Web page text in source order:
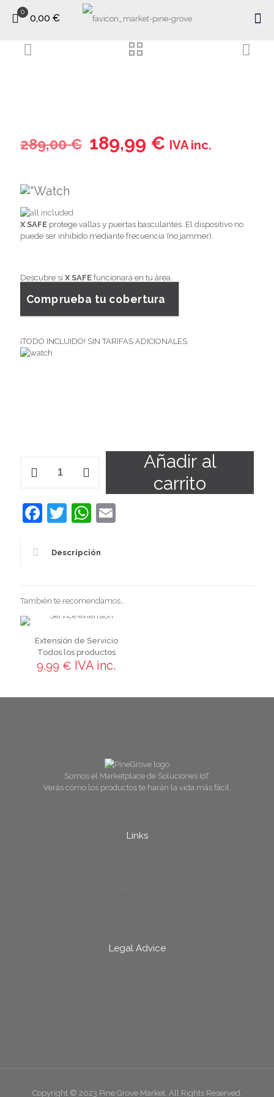
0
0,00 €
289,00€ 189,99 € IVA inc.
X SAFE protege vallas y puertas basculantes. El dispositivo no
puede ser inhibido mediante frecuencia (no jammer).
Descubre si X SAFE funcionará en tu área.
Comprueba tu cobertura
¡TODO INCLUIDO! SIN TARIFAS ADICIONALES
Añadir al
carrito
Facebook
TwitterWhatsApp
Descripción
También te recomendamos…
Extensión de Servicio
Todos los productos
9,99 € IVA inc.
Somos el Marketplace de Soluciones IoT.
Verás cómo los productos te harán la vida más fácil.
Links
Legal Advice
Copyright © 2023 Pine Grove Market. All Rights Reserved.